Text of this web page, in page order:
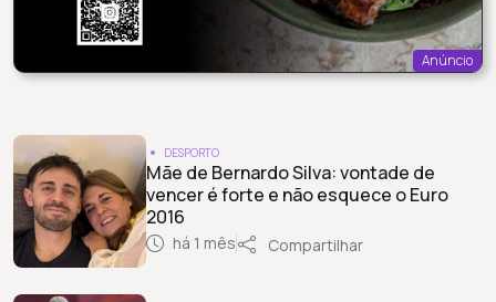
Anúncio
DESPORTO
Mãe de Bernardo Silva: vontade de
vencer é forte e não esquece o Euro
2016
há 1 mês Compartilhar